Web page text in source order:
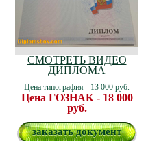
СМОТРЕТЬ ВИДЕО
ДИПЛОМА
Цена типография - 13 000 руб.
Цена ГОЗНАК - 18 000
руб.
заказать документ